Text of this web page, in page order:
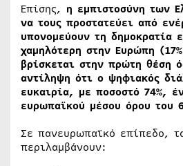
Επίσης, η εμπιστοσύνη των
να τους προστατεύει από
υπονομεύουν τη δημοκρατία
χαμηλότερη στην Ευρώπη
βρίσκεται στην πρώτη θέση
αντίληψη ότι ο ψηφιακός
ευκαιρία, με ποσοστό 74%,
ευρωπαϊκού μέσου όρου του
Σε πανευρωπαϊκό επίπεδο,
περιλαμβάνουν: